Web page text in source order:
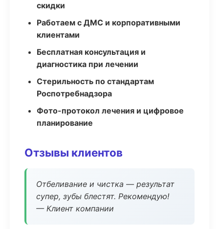
скидки
Работаем с ДМС и корпоративными
клиентами
Бесплатная консультация и
диагностика при лечении
Стерильность по стандартам
Роспотребнадзора
Фото-протокол лечения и цифровое
планирование
Отзывы клиентов
Отбеливание и чистка — результат
супер, зубы блестят. Рекомендую!
— Клиент компании